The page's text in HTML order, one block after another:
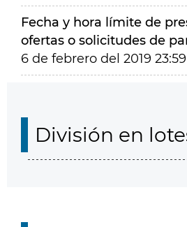
Fecha y hora límite de
ofertas o solicitudes de
6 de febrero del 2019 23:59
División en